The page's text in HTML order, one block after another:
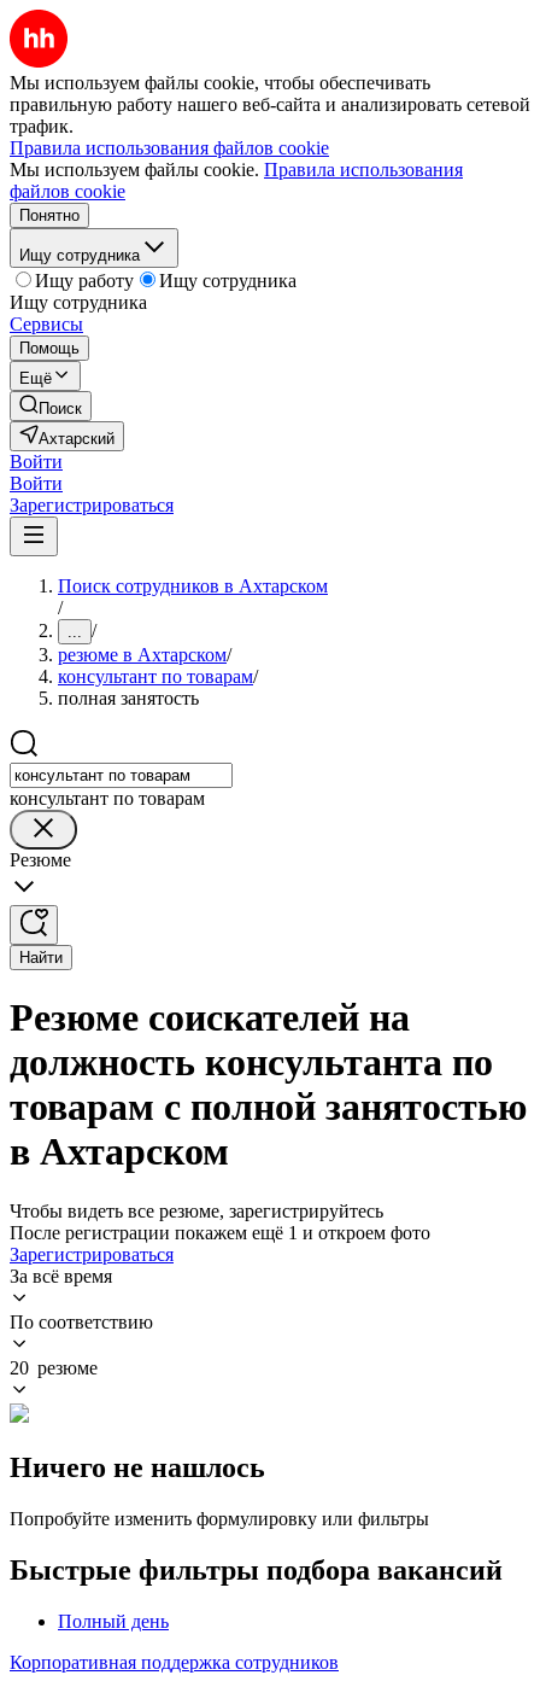
Мы используем файлы cookie, чтобы обеспечивать
правильную работу нашего веб-сайта и анализировать сетевой
трафик.
Правила использования файлов cookie
Мы используем файлы cookie. Правила использования
файлов cookie
Понятно
Ищу сотрудника
Ищу работу
Ищу сотрудника
Ищу сотрудника
Сервисы
Помощь
Ещё
Поиск
Ахтарский
Войти
Войти
Зарегистрироваться
Поиск сотрудников в Ахтарском
/
... /
резюме в Ахтарском/
консультант по товарам/
полная занятость
консультант по товарам
Резюме
Найти
Резюме соискателей на
должность консультанта по
товарам с полной занятостью
в Ахтарском
Чтобы видеть все резюме, зарегистрируйтесь
После регистрации покажем ещё 1 и откроем фото
Зарегистрироваться
За всё время
По соответствию
20 резюме
Ничего не нашлось
Попробуйте изменить формулировку или фильтры
Быстрые фильтры подбора вакансий
Полный день
Корпоративная поддержка сотрудников